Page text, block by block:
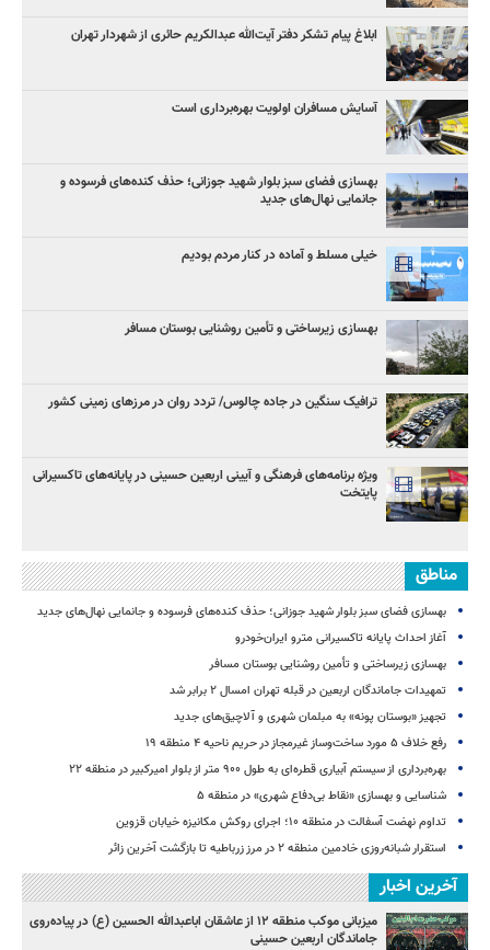
ابلاغ پیام تشکر دفتر آیت‌الله عبدالکریم حائری از شهردار تهران
آسایش مسافران اولویت بهره‌برداری است
بهسازی فضای سبز بلوار شهید جوزانی؛ حذف کنده‌های فرسوده و
جانمایی نهال‌های جدید
خیلی مسلط و آماده در کنار مردم بودیم
بهسازی زیرساختی و تأمین روشنایی بوستان مسافر
ترافیک سنگین در جاده چالوس/ تردد روان در مرزهای زمینی کشور
ویژه برنامه‌های فرهنگی و آیینی اربعین حسینی در پایانه‌های تاکسیرانی
پایتخت
مناطق
بهسازی فضای سبز بلوار شهید جوزانی؛ حذف کنده‌های فرسوده و جانمایی نهال‌های جدید
آغاز احداث پایانه تاکسیرانی مترو ایران‌خودرو
بهسازی زیرساختی و تأمین روشنایی بوستان مسافر
تمهیدات جاماندگان اربعین در قبله تهران امسال ۲ برابر شد
تجهیز «بوستان پونه» به مبلمان شهری و آلاچیق‌های جدید
رفع خلاف ۵ مورد ساخت‌وساز غیرمجاز در حریم ناحیه ۴ منطقه ۱۹
بهره‌برداری از سیستم آبیاری قطره‌ای به طول ۹۰۰ متر از بلوار امیرکبیر در منطقه ۲۲
شناسایی و بهسازی «نقاط بی‌دفاع شهری» در منطقه ۵
تداوم نهضت آسفالت در منطقه ۱۰؛ اجرای روکش مکانیزه خیابان قزوین
استقرار شبانه‌روزی خادمین منطقه ۲ در مرز زرباطیه تا بازگشت آخرین زائر
آخرین اخبار
میزبانی موکب منطقه ۱۲ از عاشقان اباعبدالله الحسین (ع) در پیاده‌روی
جاماندگان اربعین حسینی